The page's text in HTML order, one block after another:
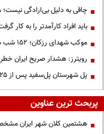
چاقی به دلیل بی‌ارادگی
باید افراد کارآمدتر را به
موکب شهدای رزکان؛ ۱۵۲ شب همدلی، خدمت و میزبانی از مردم ولایت‌مدار شهریار
رویترز: هشدار صریح ایران
پل شهرستان پل‌سفید پس از ۲۵ سال به مرحله بهره‌برداری رسید
پربحث ترین عناوین
هشتمین کلان شهر ایران